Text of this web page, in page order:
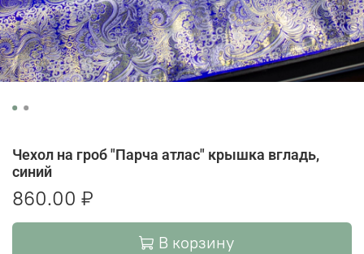
Чехол на гроб "Парча атлас" крышка вгладь,
синий
860.00 ₽
В корзину